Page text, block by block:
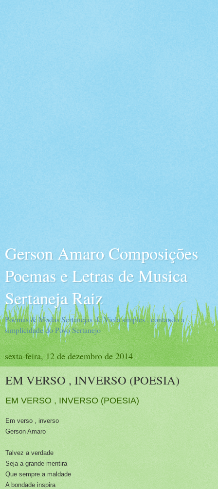
Gerson Amaro Composições
Poemas e Letras de Musica
Sertaneja Raiz
Poemas & Modas Sertanejas de Viola simples , contando a
simplicidade do Povo Sertanejo
sexta-feira, 12 de dezembro de 2014
EM VERSO , INVERSO (POESIA)
EM VERSO , INVERSO (POESIA)
Em verso , inverso
Gerson Amaro
Talvez a verdade
Seja a grande mentira
Que sempre a maldade
A bondade inspira